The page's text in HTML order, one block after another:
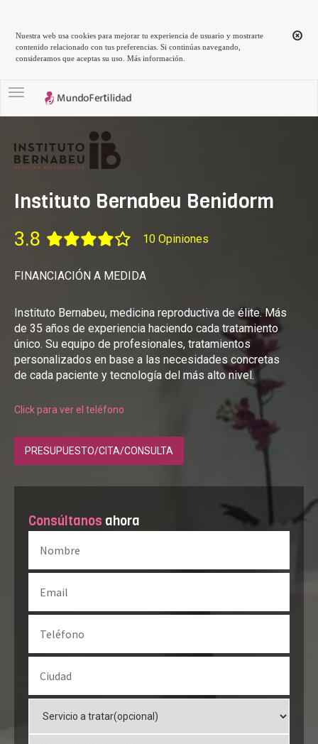
Nuestra web usa cookies para mejorar tu experiencia de usuario y mostrarte
contenido relacionado con tus preferencias. Si continúas navegando,
consideramos que aceptas su uso.Más información
Toggle navigation
Instituto Bernabeu Benidorm
3.8 10 Opiniones
FINANCIACIÓN A MEDIDA
Instituto Bernabeu, medicina reproductiva de élite. Más
de 35 años de experiencia haciendo cada tratamiento
único. Su equipo de profesionales, tratamientos
personalizados en base a las necesidades concretas
de cada paciente y tecnología del más alto nivel.
Click para ver el teléfono
PRESUPUESTO/CITA/CONSULTA
Consúltanos ahora